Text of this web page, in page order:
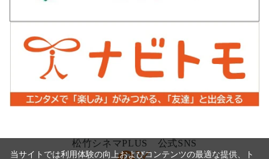
松竹シネマPLUS 公式SNS
当サイトでは利用体験の向上およびコンテンツの最適な提供、ト